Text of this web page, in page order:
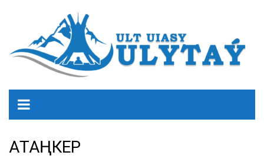
АҚТАҢКЕР